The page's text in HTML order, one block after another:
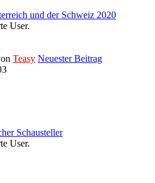
und der Schweiz 2020
User.
Teasy Neuester Beitrag
Schausteller
User.